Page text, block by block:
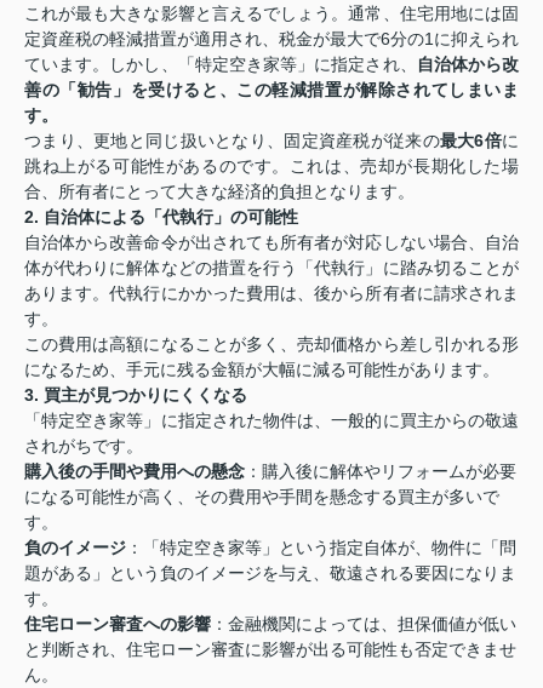
これが最も大きな影響と言えるでしょう。通常、住宅用地には固
定資産税の軽減措置が適用され、税金が最大で6分の1に抑えられ
ています。しかし、「特定空き家等」に指定され、
自治体から改
善の「勧告」を受けると、この軽減措置が解除されてしまいま
す。
つまり、更地と同じ扱いとなり、固定資産税が従来の最大6倍に
跳ね上がる可能性があるのです。これは、売却が長期化した場
合、所有者にとって大きな経済的負担となります。
2. 自治体による「代執行」の可能性
自治体から改善命令が出されても所有者が対応しない場合、自治
体が代わりに解体などの措置を行う「代執行」に踏み切ることが
あります。代執行にかかった費用は、後から所有者に請求されま
す。
この費用は高額になることが多く、売却価格から差し引かれる形
になるため、手元に残る金額が大幅に減る可能性があります。
3. 買主が見つかりにくくなる
「特定空き家等」に指定された物件は、一般的に買主からの敬遠
されがちです。
購入後の手間や費用への懸念 ：購入後に解体やリフォームが必要
になる可能性が高く、その費用や手間を懸念する買主が多いで
す。
負のイメージ ：「特定空き家等」という指定自体が、物件に「問
題がある」という負のイメージを与え、敬遠される要因になりま
す。
住宅ローン審査への影響 ：金融機関によっては、担保価値が低い
と判断され、住宅ローン審査に影響が出る可能性も否定できませ
ん。